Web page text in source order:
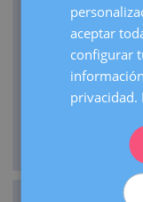
Realizamos
Como centro de
visitas de
Contamos con
aceptar
configurar
privacidad.